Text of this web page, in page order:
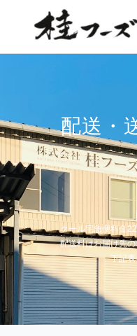
キ
配送・
クール宅急便料金
配送料はお届け先
下記表